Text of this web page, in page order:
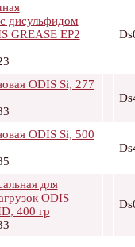
дисульфидом
GREASE EP2
ODIS Si, 277
ODIS Si, 500
для
ODIS
400 гр